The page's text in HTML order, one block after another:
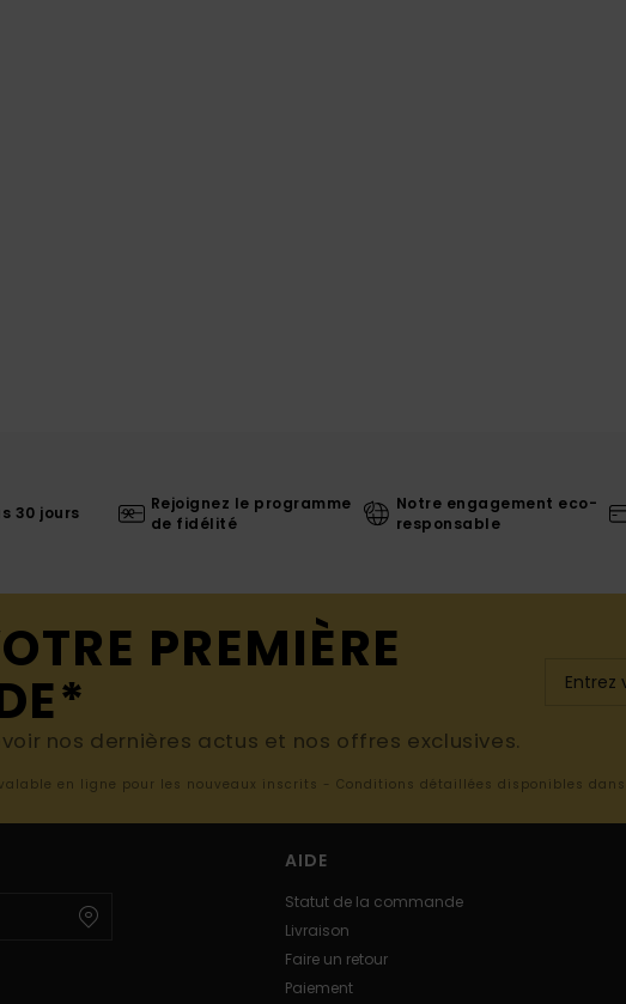
30 jours
Rejoignez le programme
de fidélité
Notre engagement eco-
responsable
PREMIÈRE
nos dernières actus et nos offres exclusives.
en ligne pour les nouveaux inscrits - Conditions détaillées disponibles
AIDE
Statut de la commande
Livraison
Faire un retour
Paiement